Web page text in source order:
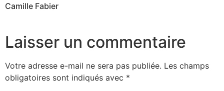
Camille Fabier
Laisser un commentaire
Votre adresse e-mail ne sera pas publiée. Les champs
obligatoires sont indiqués avec *